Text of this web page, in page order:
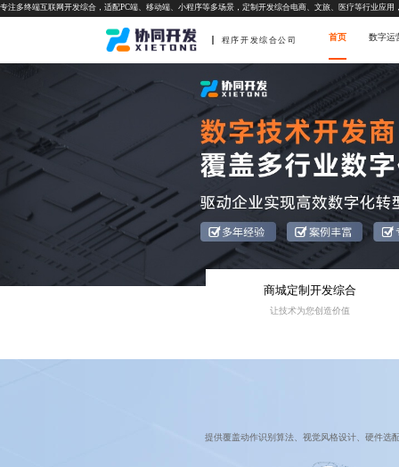
专注多终端互联网开发综合，适配PC端、移动端、小程序等多场景，定制开发综合电商、文旅、医疗等行业应用
程序开发综合公司 首页 数字运
商城定制开发综合
让技术为您创造价值
提供覆盖动作识别算法、视觉风格设计、硬件选